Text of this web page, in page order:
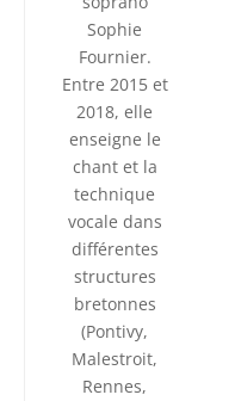
Sophie
Fournier.
Entre 2015 et
2018, elle
enseigne le
chant et la
technique
vocale dans
différentes
structures
bretonnes
(Pontivy,
Malestroit,
Rennes,